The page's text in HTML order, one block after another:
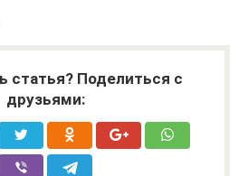
статья? Поделиться с
друзьями: